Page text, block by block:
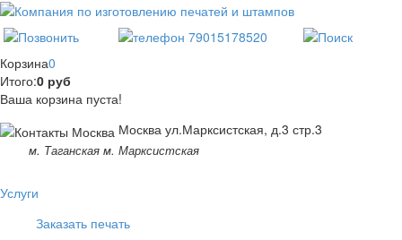
Корзина0
Итого:0 руб
Ваша корзина пуста!
Москва ул.Марксистская, д.3 стр.3
м. Таганская м. Марксистская
Услуги
Заказать печать